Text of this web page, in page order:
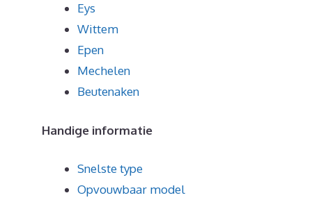
Eys
Wittem
Epen
Mechelen
Beutenaken
Handige informatie
Snelste type
Opvouwbaar model